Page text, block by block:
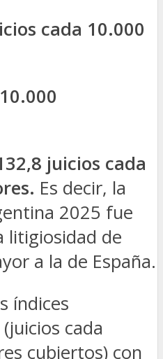
cada 10.000
juicios cada
Es decir, la
2025 fue
litigiosidad de
a la de España.
índices
cada
cubiertos) con